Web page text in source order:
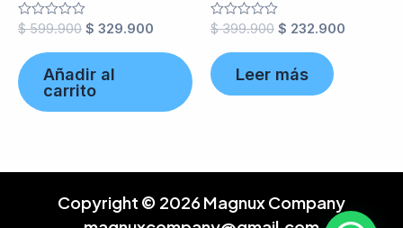
Valorado
de
5
$599.900 $ 329.900
Añadir al
carrito
Valorado
de
5
$399.900 $ 232.900
Leer más
Copyright © 2026 Magnux Company